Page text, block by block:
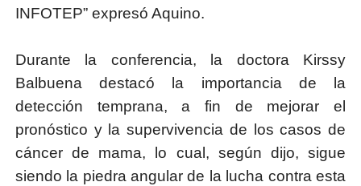
INFOTEP” expresó Aquino.
Durante la conferencia, la doctora Kirssy
Balbuena destacó la importancia de la
detección temprana, a fin de mejorar el
pronóstico y la supervivencia de los casos de
cáncer de mama, lo cual, según dijo, sigue
siendo la piedra angular de la lucha contra esta